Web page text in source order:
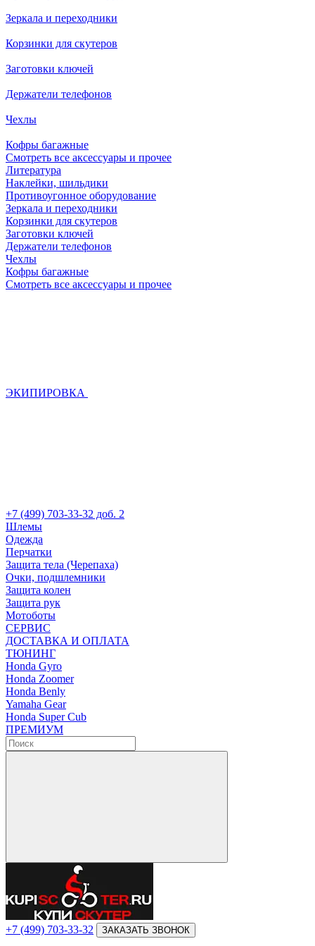
Зеркала и переходники
Корзинки для скутеров
Заготовки ключей
Держатели телефонов
Чехлы
Кофры багажные
Смотреть все аксессуары и прочее
Литература
Наклейки, шильдики
Противоугонное оборудование
Зеркала и переходники
Корзинки для скутеров
Заготовки ключей
Держатели телефонов
Чехлы
Кофры багажные
Смотреть все аксессуары и прочее
ЭКИПИРОВКА
+7 (499) 703-33-32 доб. 2
Шлемы
Одежда
Перчатки
Защита тела (Черепаха)
Очки, подшлемники
Защита колен
Защита рук
Мотоботы
СЕРВИС
ДОСТАВКА И ОПЛАТА
ТЮНИНГ
Honda Gyro
Honda Zoomer
Honda Benly
Yamaha Gear
Honda Super Cub
ПРЕМИУМ
+7 (499) 703-33-32 ЗАКАЗАТЬ ЗВОНОК